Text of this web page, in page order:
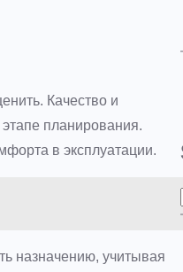
Качество и
планирования.
в эксплуатации.
назначению, учитывая